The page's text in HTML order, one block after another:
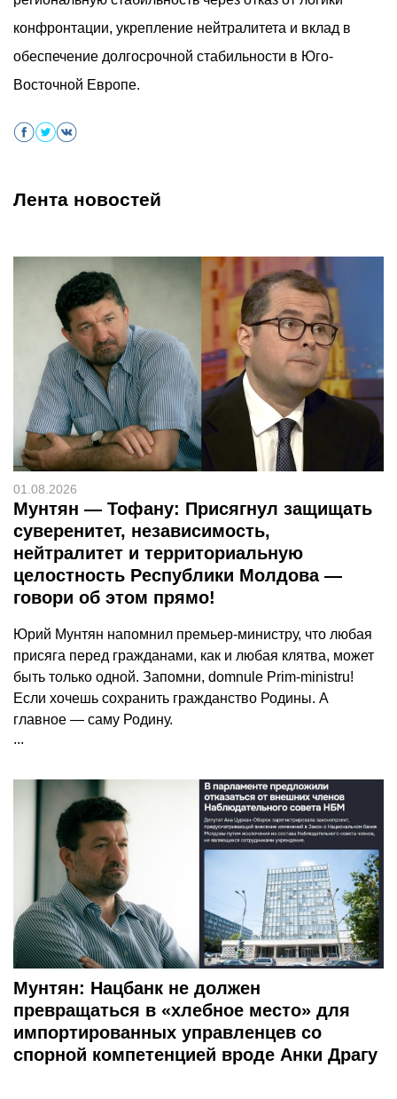
конфронтации, укрепление нейтралитета и вклад в
обеспечение долгосрочной стабильности в Юго-
Восточной Европе.
Лента новостей
01.08.2026
Мунтян — Тофану: Присягнул защищать
суверенитет, независимость,
нейтралитет и территориальную
целостность Республики Молдова —
говори об этом прямо!
Юрий Мунтян напомнил премьер-министру, что любая
присяга перед гражданами, как и любая клятва, может
быть только одной. Запомни, domnule Prim-ministru!
Если хочешь сохранить гражданство Родины. А
главное — саму Родину.
...
Мунтян: Нацбанк не должен
превращаться в «хлебное место» для
импортированных управленцев со
спорной компетенцией вроде Анки Драгу